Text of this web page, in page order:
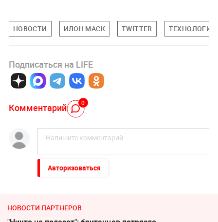
НОВОСТИ ИЛОН МАСК TWITTER ТЕХНОЛОГИИ
Подписаться на LIFE
Комментарий 0
Авторизоваться
НОВОСТИ ПАРТНЕРОВ